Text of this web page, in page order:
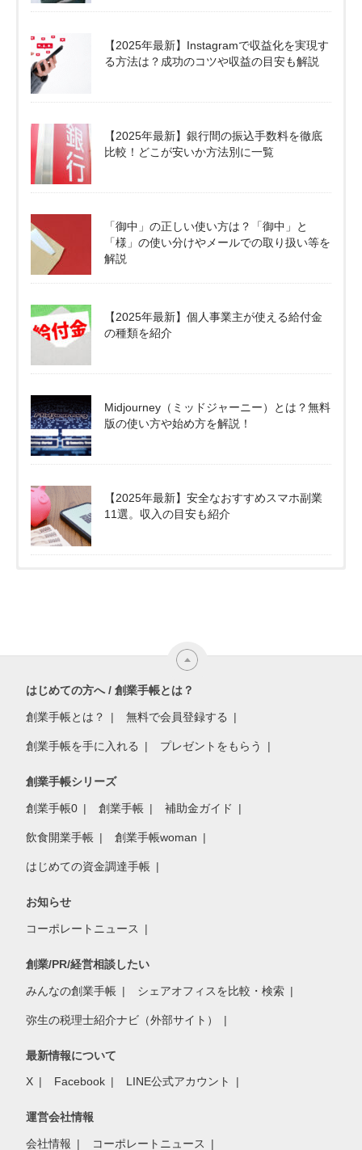
【2025年最新】Instagramで収益化を実現す
る方法は？成功のコツや収益の目安も解説
【2025年最新】銀行間の振込手数料を徹底
比較！どこが安いか方法別に一覧
「御中」の正しい使い方は？「御中」と
「様」の使い分けやメールでの取り扱い等を
解説
【2025年最新】個人事業主が使える給付金
の種類を紹介
Midjourney（ミッドジャーニー）とは？無料
版の使い方や始め方を解説！
【2025年最新】安全なおすすめスマホ副業
11選。収入の目安も紹介
はじめての方へ / 創業手帳とは？
創業手帳とは？ 無料で会員登録する
創業手帳を手に入れる プレゼントをもらう
創業手帳シリーズ
創業手帳0 創業手帳 補助金ガイド
飲食開業手帳 創業手帳woman
はじめての資金調達手帳
お知らせ
コーポレートニュース
創業/PR/経営相談したい
みんなの創業手帳 シェアオフィスを比較・検索
弥生の税理士紹介ナビ（外部サイト）
最新情報について
X Facebook LINE公式アカウント
運営会社情報
会社情報 コーポレートニュース